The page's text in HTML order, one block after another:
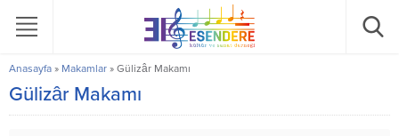
Anasayfa » Makamlar » Gülizâr Makamı
Gülizâr Makamı